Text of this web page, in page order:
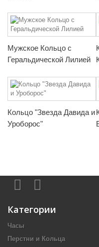
Мужское Кольцо с
Геральдической Лилией
Кольцо "Звезда Давида и
Уроборос"
Категории
Часы
Перстни и Кольца